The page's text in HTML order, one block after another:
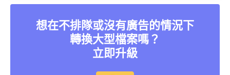
想在不排隊或沒有廣告的情況下
轉換大型檔案嗎？
立即升級